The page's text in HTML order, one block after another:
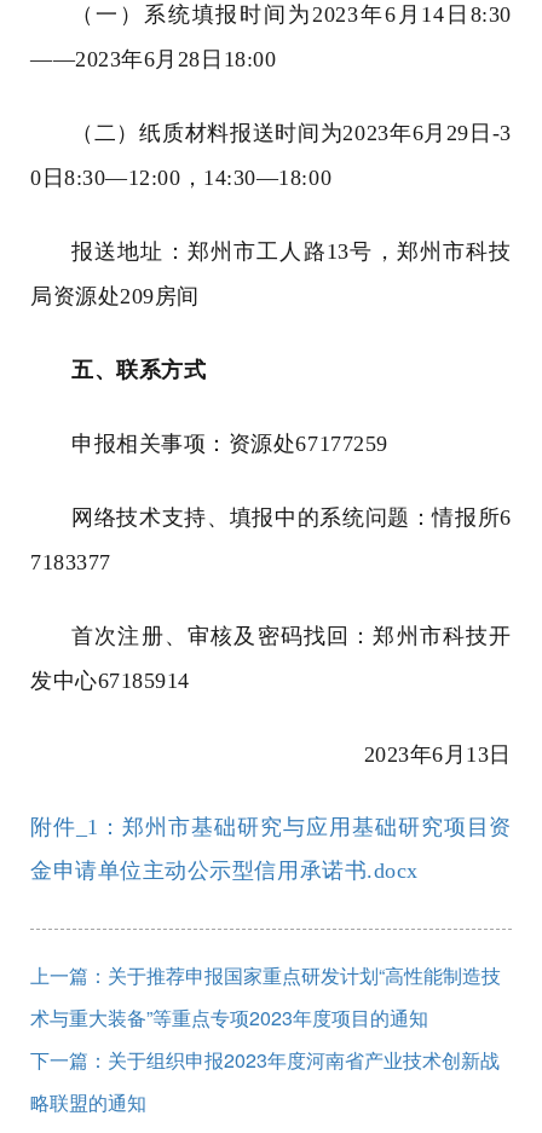
（一）系统填报时间为2023年6 月 14 日 8:30
——2023年6月 28 日 18:00
（二）纸质材料报送时间为2023年6月 29 日 -3
0 日8:30—12:00 ， 14:30—18:00
报送地址：郑州市工人路13号，郑州市科技
局资源处209房间
五、联系方式
申报相关事项：资源处67177259
网络技术支持、填报中的系统问题：情报所6
7183377
首次注册、审核及密码找回：郑州市科技开
发中心67185914
2023年6 月 13 日
附件_1：郑州市基础研究与应用基础研究项目资
金申请单位主动公示型信用承诺书.docx
上一篇：关于推荐申报国家重点研发计划“高性能制造技
术与重大装备”等重点专项2023年度项目的通知
下一篇：关于组织申报2023年度河南省产业技术创新战
略联盟的通知